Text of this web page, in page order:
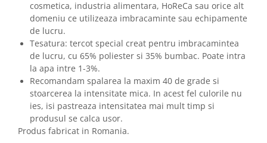
cosmetica, industria alimentara, HoReCa sau orice alt
domeniu ce utilizeaza imbracaminte sau echipamente
de lucru.
Tesatura: tercot special creat pentru imbracamintea
de lucru, cu 65% poliester si 35% bumbac. Poate intra
la apa intre 1-3%.
Recomandam spalarea la maxim 40 de grade si
stoarcerea la intensitate mica. In acest fel culorile nu
ies, isi pastreaza intensitatea mai mult timp si
produsul se calca usor.
Produs fabricat in Romania.